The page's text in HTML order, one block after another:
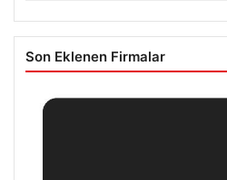
Son Eklenen Firmalar